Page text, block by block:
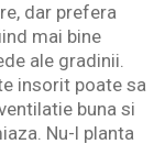
dar prefera
mai bine
ale gradinii.
insorit poate sa
buna si
Nu-l planta